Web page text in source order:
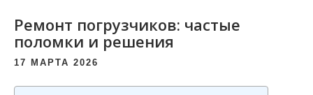
Ремонт погрузчиков: частые
поломки и решения
17 МАРТА 2026